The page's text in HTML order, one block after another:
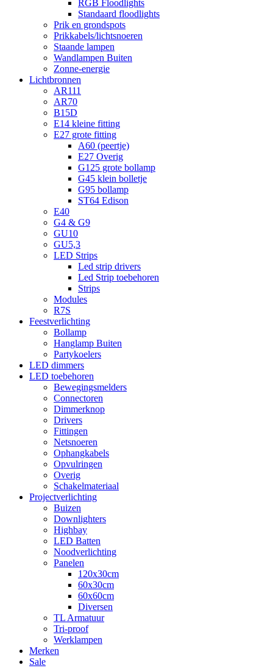
RGB Floodlights
Standaard floodlights
Prik en grondspots
Prikkabels/lichtsnoeren
Staande lampen
Wandlampen Buiten
Zonne-energie
Lichtbronnen
AR111
AR70
B15D
E14 kleine fitting
E27 grote fitting
A60 (peertje)
E27 Overig
G125 grote bollamp
G45 klein bolletje
G95 bollamp
ST64 Edison
E40
G4 & G9
GU10
GU5,3
LED Strips
Led strip drivers
Led Strip toebehoren
Strips
Modules
R7S
Feestverlichting
Bollamp
Hanglamp Buiten
Partykoelers
LED dimmers
LED toebehoren
Bewegingsmelders
Connectoren
Dimmerknop
Drivers
Fittingen
Netsnoeren
Ophangkabels
Opvulringen
Overig
Schakelmateriaal
Projectverlichting
Buizen
Downlighters
Highbay
LED Batten
Noodverlichting
Panelen
120x30cm
60x30cm
60x60cm
Diversen
TL Armatuur
Tri-proof
Werklampen
Merken
Sale